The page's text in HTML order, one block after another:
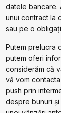
datele bancare.
unui contract la
sau pe o
Putem prelucra
putem oferi
considerăm că
vă vom
push prin
despre bunuri